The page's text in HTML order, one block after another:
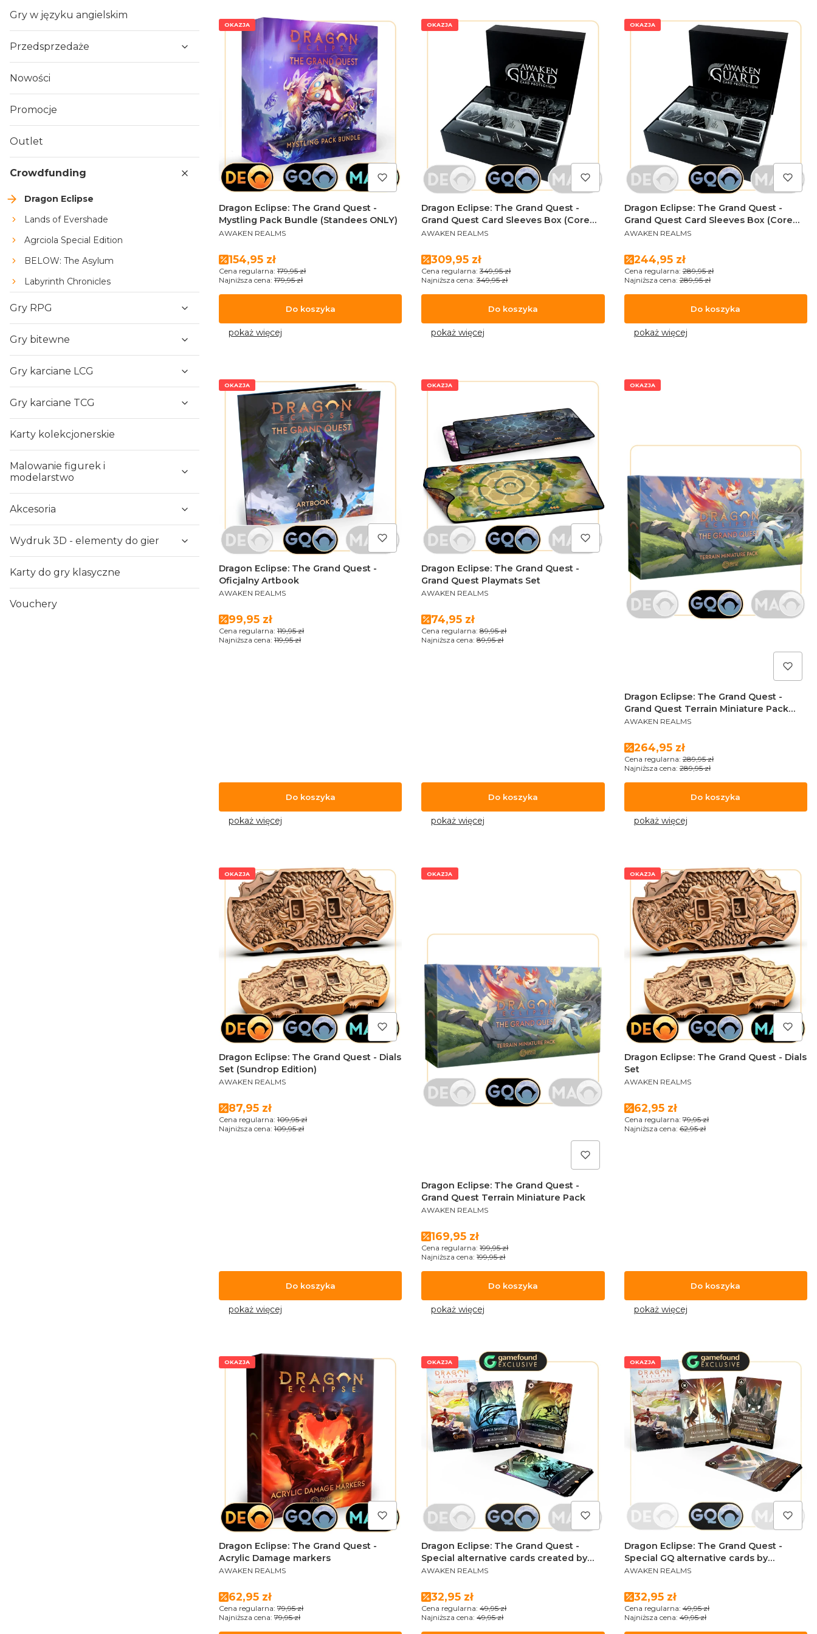
Gry w języku angielskim
Przedsprzedaże
Nowości
Promocje
Outlet
Crowdfunding
Dragon Eclipse
Lands of Evershade
Agrciola Special Edition
BELOW: The Asylum
Labyrinth Chronicles
Gry RPG
Gry bitewne
Gry karciane LCG
Gry karciane TCG
Karty kolekcjonerskie
Malowanie figurek i
modelarstwo
Akcesoria
Wydruk 3D - elementy do gier
Karty do gry klasyczne
Vouchery
OKAZJA
Dragon Eclipse: The Grand Quest -
Mystling Pack Bundle (Standees ONLY)
PRODUCENT
AWAKEN REALMS
Cena promocyjna
154,95 zł
Cena regularna: 179,95 zł
Najniższa cena: 179,95 zł
Do koszyka
pokaż więcej
OKAZJA
Dragon Eclipse: The Grand Quest -
Grand Quest Card Sleeves Box (Core
Box + Stretch Goals + Add-ons)
PRODUCENT
AWAKEN REALMS
Cena promocyjna
309,95 zł
Cena regularna: 349,95 zł
Najniższa cena: 349,95 zł
Do koszyka
pokaż więcej
OKAZJA
Dragon Eclipse: The Grand Quest -
Grand Quest Card Sleeves Box (Core
Box + Stretch Goals)
PRODUCENT
AWAKEN REALMS
Cena promocyjna
244,95 zł
Cena regularna: 289,95 zł
Najniższa cena: 289,95 zł
Do koszyka
pokaż więcej
OKAZJA
Dragon Eclipse: The Grand Quest -
Oficjalny Artbook
PRODUCENT
AWAKEN REALMS
Cena promocyjna
99,95 zł
Cena regularna: 119,95 zł
Najniższa cena: 119,95 zł
Do koszyka
pokaż więcej
OKAZJA
Dragon Eclipse: The Grand Quest -
Grand Quest Playmats Set
PRODUCENT
AWAKEN REALMS
Cena promocyjna
74,95 zł
Cena regularna: 89,95 zł
Najniższa cena: 89,95 zł
Do koszyka
pokaż więcej
OKAZJA
Dragon Eclipse: The Grand Quest -
Grand Quest Terrain Miniature Pack
(Sundrop Editon)
PRODUCENT
AWAKEN REALMS
Cena promocyjna
264,95 zł
Cena regularna: 289,95 zł
Najniższa cena: 289,95 zł
Do koszyka
pokaż więcej
OKAZJA
Dragon Eclipse: The Grand Quest - Dials
Set (Sundrop Edition)
PRODUCENT
AWAKEN REALMS
Cena promocyjna
87,95 zł
Cena regularna: 109,95 zł
Najniższa cena: 109,95 zł
Do koszyka
pokaż więcej
OKAZJA
Dragon Eclipse: The Grand Quest -
Grand Quest Terrain Miniature Pack
PRODUCENT
AWAKEN REALMS
Cena promocyjna
169,95 zł
Cena regularna: 199,95 zł
Najniższa cena: 199,95 zł
Do koszyka
pokaż więcej
OKAZJA
Dragon Eclipse: The Grand Quest - Dials
Set
PRODUCENT
AWAKEN REALMS
Cena promocyjna
62,95 zł
Cena regularna: 79,95 zł
Najniższa cena: 62,95 zł
Do koszyka
pokaż więcej
OKAZJA
Dragon Eclipse: The Grand Quest -
Acrylic Damage markers
PRODUCENT
AWAKEN REALMS
Cena promocyjna
62,95 zł
Cena regularna: 79,95 zł
Najniższa cena: 79,95 zł
OKAZJA
Dragon Eclipse: The Grand Quest -
Special alternative cards created by
Barbara Niewiadomska
PRODUCENT
AWAKEN REALMS
Cena promocyjna
32,95 zł
Cena regularna: 49,95 zł
Najniższa cena: 49,95 zł
OKAZJA
Dragon Eclipse: The Grand Quest -
Special GQ alternative cards by
Karolina Margielewicz
PRODUCENT
AWAKEN REALMS
Cena promocyjna
32,95 zł
Cena regularna: 49,95 zł
Najniższa cena: 49,95 zł